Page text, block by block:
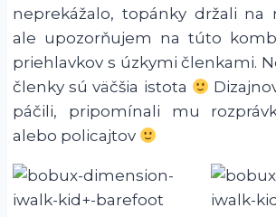
neprekážalo, topánky držali na
ale upozorňujem na túto
priehlavkov s úzkymi členkami.
členky sú väčšia istota
páčili, pripomínali mu
alebo policajtov